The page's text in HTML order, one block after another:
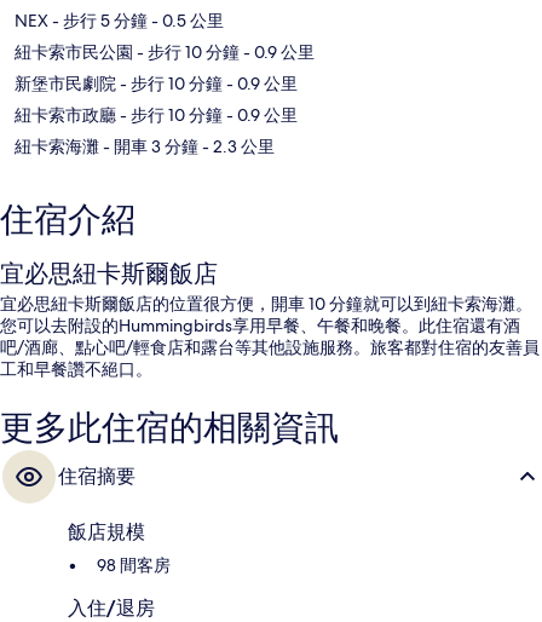
NEX- 步行 5 分鐘- 0.5 公里
紐卡索市民公園 - 步行 10 分鐘- 0.9 公里
新堡市民劇院- 步行 10 分鐘- 0.9 公里
紐卡索市政廳- 步行 10 分鐘- 0.9 公里
紐卡索海灘- 開車 3 分鐘- 2.3 公里
住宿介紹
宜必思紐卡斯爾飯店
宜必思紐卡斯爾飯店的位置很方便，開車 10 分鐘就可以到紐卡索海灘。
您可以去附設的Hummingbirds享用早餐、午餐和晚餐。此住宿還有酒
吧/酒廊、點心吧/輕食店和露台等其他設施服務。旅客都對住宿的友善員
工和早餐讚不絕口。
更多此住宿的相關資訊
住宿摘要
飯店規模
98 間客房
入住/退房